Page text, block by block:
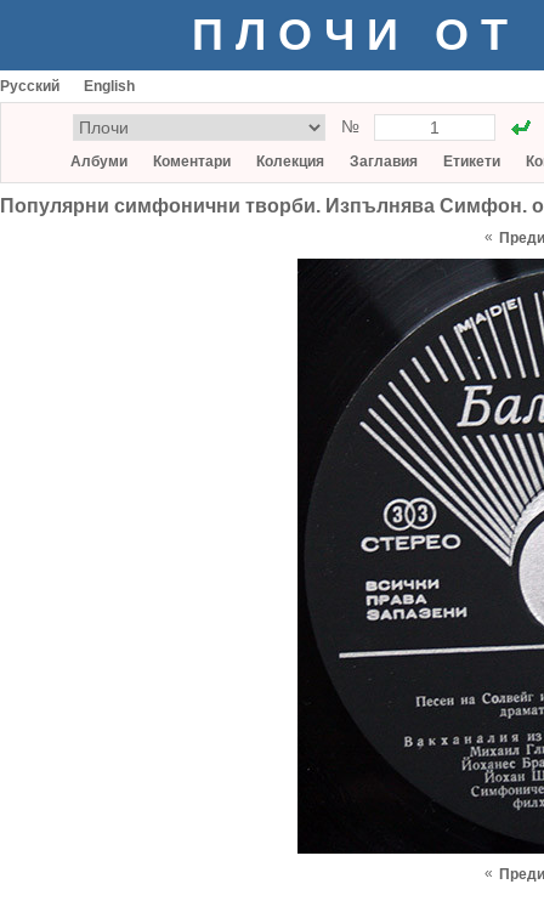
ПЛОЧИ ОТ
Русский English
№
Албуми Коментари Колекция Заглавия Етикети
Популярни симфонични творби. Изпълнява Симфон.
«
«